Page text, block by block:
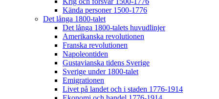
Kända personer 1500-1776
Det långa 1800-talet
Det långa 1800-talets huvudlinjer
Amerikanska revolutionen
Franska revolutionen
Napoleontiden
Gustavianska tidens Sverige
Sverige under 1800-talet
Emigrationen
Livet på landet och i staden 1776-1914